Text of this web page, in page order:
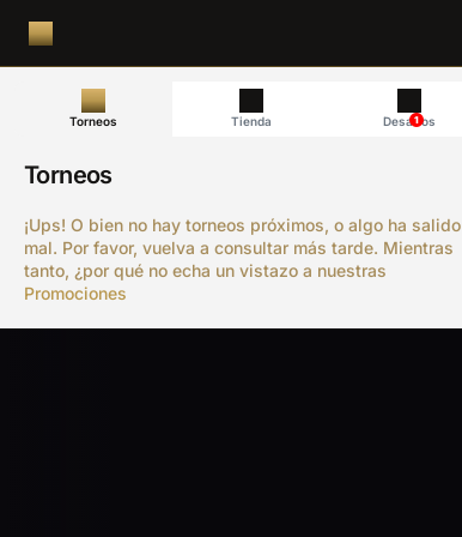
Torneos Tienda 1
Desafíos
Torneos
¡Ups! O bien no hay torneos próximos, o algo ha salido
mal. Por favor, vuelva a consultar más tarde. Mientras
tanto, ¿por qué no echa un vistazo a nuestras
Promociones